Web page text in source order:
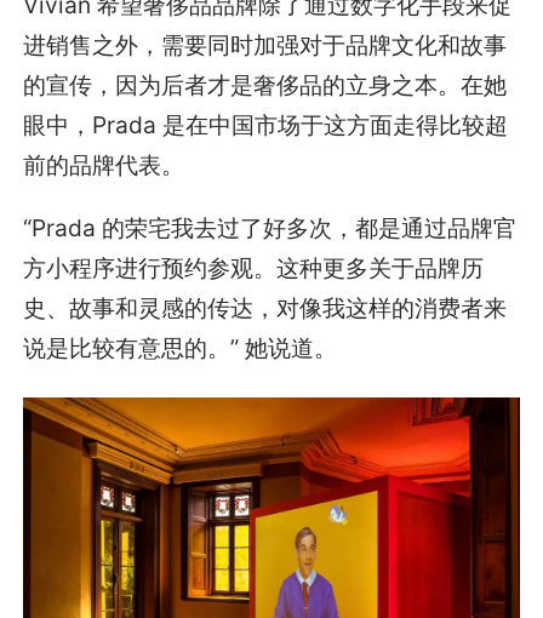
进销售之外，需要同时加强对于品牌文化和故事
的宣传，因为后者才是奢侈品的立身之本。在她
眼中，Prada 是在中国市场于这方面走得比较超
前的品牌代表。
“Prada 的荣宅我去过了好多次，都是通过品牌官
方小程序进行预约参观。这种更多关于品牌历
史、故事和灵感的传达，对像我这样的消费者来
说是比较有意思的。” 她说道。